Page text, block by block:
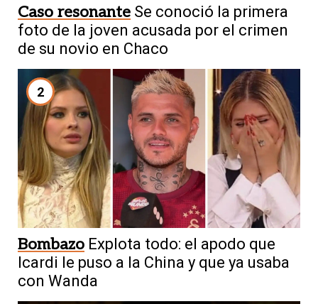
Caso resonante Se conoció la primera
foto de la joven acusada por el crimen
de su novio en Chaco
2
Bombazo Explota todo: el apodo que
Icardi le puso a la China y que ya usaba
con Wanda